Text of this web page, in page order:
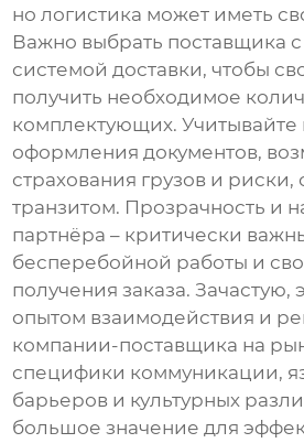
но логистика может иметь
Важно выбрать поставщика
системой доставки, чтобы
получить необходимое
комплектующих. Учитывайте
оформления документов,
страхования грузов и риски,
транзитом. Прозрачность и
партнёра – критически
бесперебойной работы и
получения заказа. Зачастую,
опытом взаимодействия и
компании-поставщика на
специфики коммуникации,
барьеров и культурных
большое значение для